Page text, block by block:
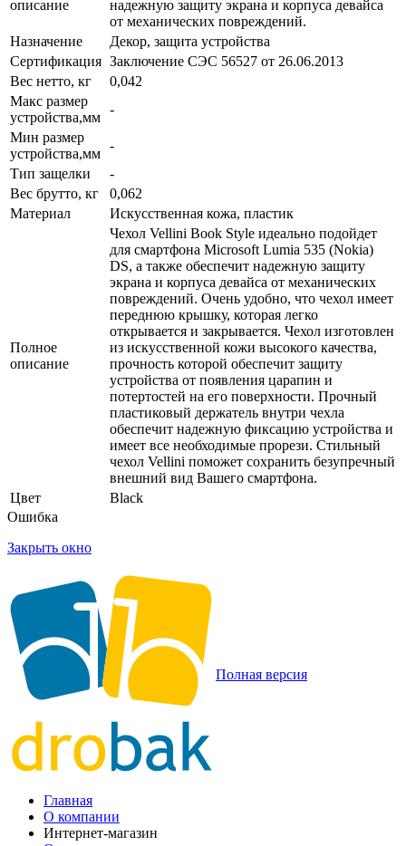
описание
надежную защиту экрана и корпуса девайса
от механических повреждений.
Назначение
Декор, защита устройства
Сертификация Заключение СЭС 56527 от 26.06.2013
Вес нетто, кг
0,042
Макс размер
устройства,мм
-
Мин размер
устройства,мм
-
Тип защелки
-
Вес брутто, кг
0,062
Материал
Искусственная кожа, пластик
Полное
описание
Чехол Vellini Book Style идеально подойдет
для смартфона Microsoft Lumia 535 (Nokia)
DS, а также обеспечит надежную защиту
экрана и корпуса девайса от механических
повреждений. Очень удобно, что чехол имеет
переднюю крышку, которая легко
открывается и закрывается. Чехол изготовлен
из искусственной кожи высокого качества,
прочность которой обеспечит защиту
устройства от появления царапин и
потертостей на его поверхности. Прочный
пластиковый держатель внутри чехла
обеспечит надежную фиксацию устройства и
имеет все необходимые прорези. Стильный
чехол Vellini поможет сохранить безупречный
внешний вид Вашего смартфона.
Цвет
Black
Ошибка
Закрыть окно
Полная версия
Главная
О компании
Интернет-магазин